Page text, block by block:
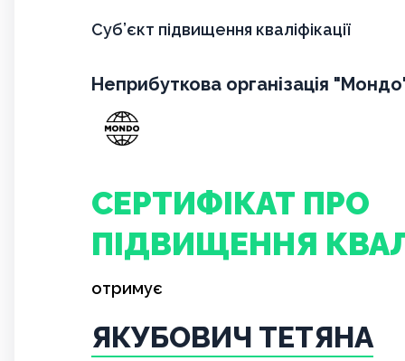
Суб’єкт підвищення кваліфікації
Неприбуткова організація
СЕРТИФІКАТ ПРО
ПІДВИЩЕННЯ
отримує
ЯКУБОВИЧ ТЕТЯНА